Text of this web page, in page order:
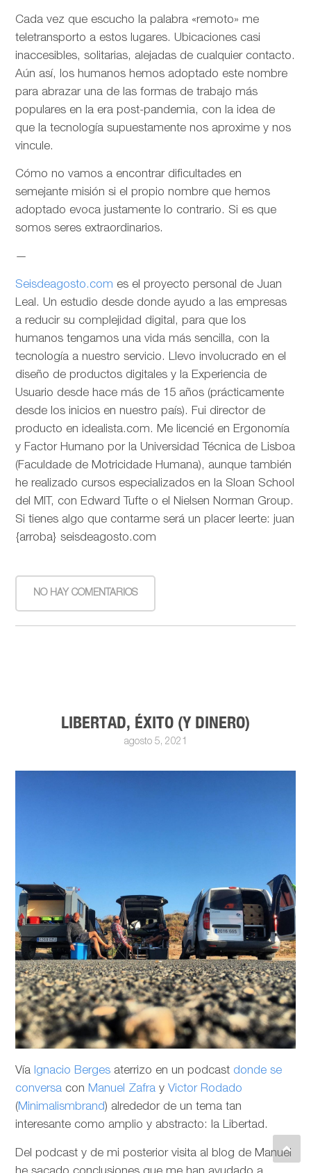
Cada vez que escucho la palabra «remoto» me
teletransporto a estos lugares. Ubicaciones casi
inaccesibles, solitarias, alejadas de cualquier contacto.
Aún así, los humanos hemos adoptado este nombre
para abrazar una de las formas de trabajo más
populares en la era post-pandemia, con la idea de
que la tecnología supuestamente nos aproxime y nos
vincule.
Cómo no vamos a encontrar dificultades en
semejante misión si el propio nombre que hemos
adoptado evoca justamente lo contrario. Si es que
somos seres extraordinarios.
—
Seisdeagosto.com es el proyecto personal de Juan
Leal. Un estudio desde donde ayudo a las empresas
a reducir su complejidad digital, para que los
humanos tengamos una vida más sencilla, con la
tecnología a nuestro servicio. Llevo involucrado en el
diseño de productos digitales y la Experiencia de
Usuario desde hace más de 15 años (prácticamente
desde los inicios en nuestro país). Fui director de
producto en idealista.com. Me licencié en Ergonomía
y Factor Humano por la Universidad Técnica de Lisboa
(Faculdade de Motricidade Humana), aunque también
he realizado cursos especializados en la Sloan School
del MIT, con Edward Tufte o el Nielsen Norman Group.
Si tienes algo que contarme será un placer leerte: juan
{arroba} seisdeagosto.com
NO HAY COMENTARIOS
LIBERTAD, ÉXITO (Y DINERO)
agosto 5, 2021
Vía Ignacio Berges aterrizo en un podcast donde se
conversa con Manuel Zafra y Victor Rodado
(Minimalismbrand) alrededor de un tema tan
interesante como amplio y abstracto: la Libertad.
Del podcast y de mi posterior visita al blog de Manuel